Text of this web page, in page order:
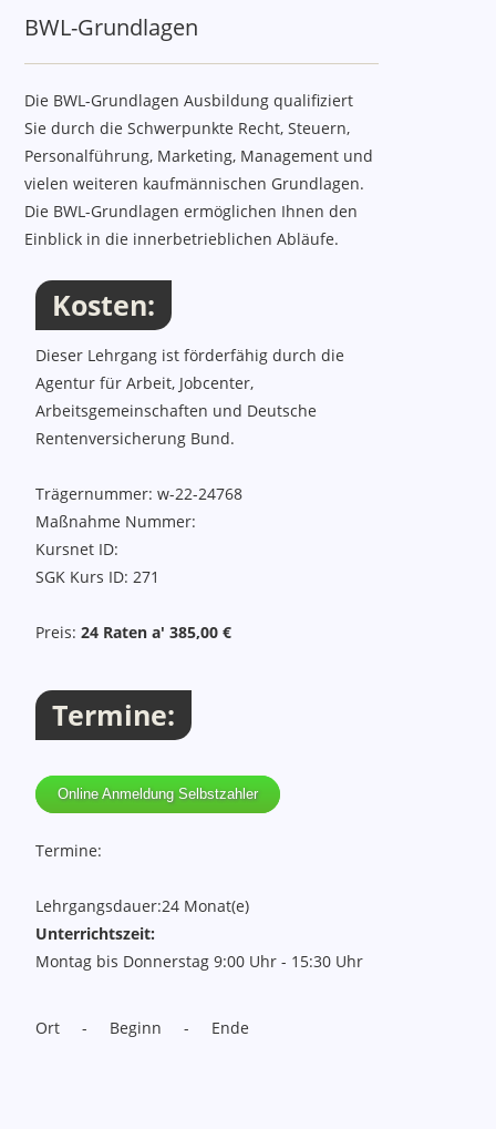
BWL-Grundlagen
Die BWL-Grundlagen Ausbildung qualifiziert
Sie durch die Schwerpunkte Recht, Steuern,
Personalführung, Marketing, Management und
vielen weiteren kaufmännischen Grundlagen.
Die BWL-Grundlagen ermöglichen Ihnen den
Einblick in die innerbetrieblichen Abläufe.
Kosten, Termine, Ort, Inhalte
Kosten:
Dieser Lehrgang ist förderfähig durch die
Agentur für Arbeit, Jobcenter,
Arbeitsgemeinschaften und Deutsche
Rentenversicherung Bund.
Trägernummer: w-22-24768
Maßnahme Nummer:
Kursnet ID:
SGK Kurs ID: 271
Preis: 24 Raten a' 385,00 €
Termine:
Online Anmeldung Selbstzahler
Termine:
Lehrgangsdauer:24 Monat(e)
Unterrichtszeit:
Montag bis Donnerstag9:00 Uhr - 15:30 Uhr
Ort - Beginn - Ende